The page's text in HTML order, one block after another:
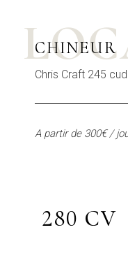
CHINEUR
Chris Craft 245
A partir de 300€ /
280 CV